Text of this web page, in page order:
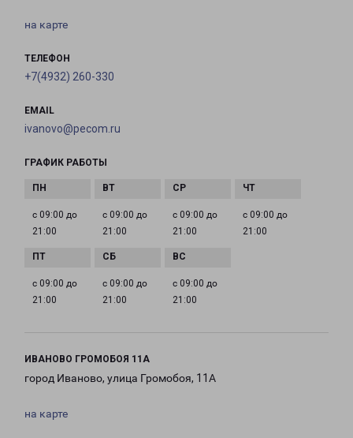
на карте
ТЕЛЕФОН
+7(4932) 260-330
EMAIL
ivanovo@pecom.ru
ГРАФИК РАБОТЫ
с 09:00 до
21:00
с 09:00 до
21:00
с 09:00 до
21:00
с 09:00 до
21:00
с 09:00 до
21:00
с 09:00 до
21:00
с 09:00 до
21:00
ИВАНОВО ГРОМОБОЯ 11А
город Иваново, улица Громобоя, 11А
на карте